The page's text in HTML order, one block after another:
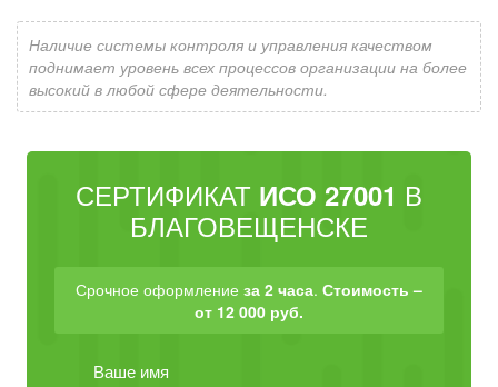
Наличие системы контроля и управления качеством
поднимает уровень всех процессов организации на более
высокий в любой сфере деятельности.
СЕРТИФИКАТ ИСО 27001 В
БЛАГОВЕЩЕНСКЕ
Срочное оформление за 2 часа. Стоимость –
от 12 000 руб.
Ваше имя